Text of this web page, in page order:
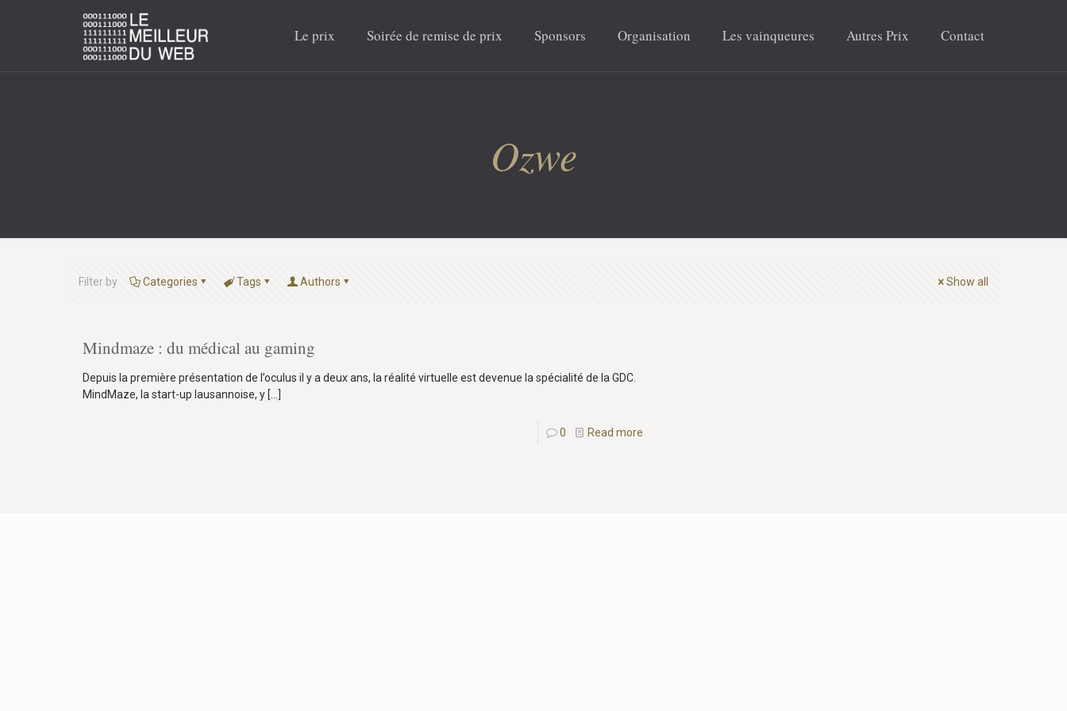
Le prix Soirée de remise de prix Sponsors Organisation Les vainqueures Autres Prix Contact
Ozwe
Filter by Categories Tags Authors Show all
Mindmaze : du médical au gaming
Depuis la première présentation de l’oculus il y a deux ans, la réalité virtuelle est devenue la spécialité de la GDC.
MindMaze, la start-up lausannoise, y […]
0 Read more